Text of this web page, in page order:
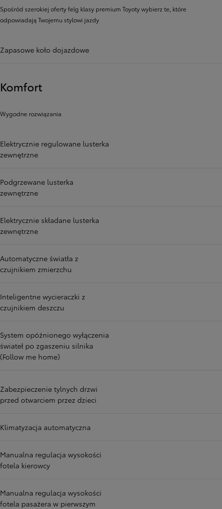
Spośród szerokiej oferty felg klasy premium Toyoty wybierz te, które
odpowiadają Twojemu stylowi jazdy
Zapasowe koło dojazdowe
Komfort
Wygodne rozwiązania
Elektrycznie regulowane lusterka
zewnętrzne
Podgrzewane lusterka
zewnętrzne
Elektrycznie składane lusterka
zewnętrzne
Automatyczne światła z
czujnikiem zmierzchu
Inteligentne wycieraczki z
czujnikiem deszczu
System opóźnionego wyłączenia
świateł po zgaszeniu silnika
(Follow me home)
Zabezpieczenie tylnych drzwi
przed otwarciem przez dzieci
Klimatyzacja automatyczna
Manualna regulacja wysokości
fotela kierowcy
Manualna regulacja wysokości
fotela pasażera w pierwszym